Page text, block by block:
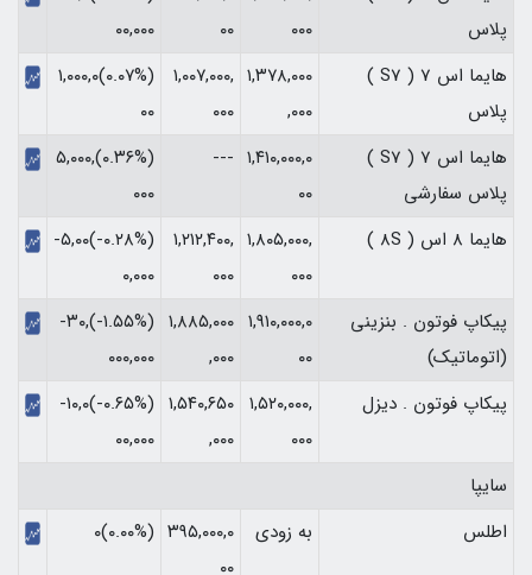
پلاس
۰۰۰
۰۰
۰۰,۰۰۰‏
هایما اس 7 ( S7 )
پلاس
۱,۳۷۸,۰۰۰
,۰۰۰
۱,۰۰۷,۰۰۰,
۰۰۰
(‎۰.۰۷%‏)‎۱,۰۰۰,۰
۰۰‏
هایما اس 7 ( S7 )
پلاس سفارشی
۱,۴۱۰,۰۰۰,۰
۰۰
---
(‎۰.۳۶%‏)‎۵,۰۰۰,
۰۰۰‏
هایما 8 اس ( 8S )
۱,۸۰۵,۰۰۰,
۰۰۰
۱,۲۱۲,۴۰۰,
۰۰۰
(‎-۰.۲۸%‏)‎-۵,۰۰
۰,۰۰۰‏
پیکاپ فوتون . بنزینی
(اتوماتیک)
۱,۹۱۰,۰۰۰,۰
۰۰
۱,۸۸۵,۰۰۰
,۰۰۰
(‎-۱.۵۵%‏)‎-۳۰,
۰۰۰,۰۰۰‏
پیکاپ فوتون . دیزل
۱,۵۲۰,۰۰۰,
۰۰۰
۱,۵۴۰,۶۵۰
,۰۰۰
(‎-۰.۶۵%‏)‎-۱۰,۰
۰۰,۰۰۰‏
سایپا
اطلس
به زودی
۳۹۵,۰۰۰,۰
۰۰
(۰.۰۰%)۰